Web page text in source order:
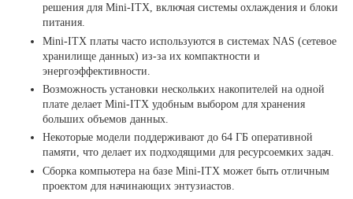
решения для Mini-ITX, включая системы охлаждения и блоки
питания.
Mini-ITX платы часто используются в системах NAS (сетевое
хранилище данных) из-за их компактности и
энергоэффективности.
Возможность установки нескольких накопителей на одной
плате делает Mini-ITX удобным выбором для хранения
больших объемов данных.
Некоторые модели поддерживают до 64 ГБ оперативной
памяти, что делает их подходящими для ресурсоемких задач.
Сборка компьютера на базе Mini-ITX может быть отличным
проектом для начинающих энтузиастов.